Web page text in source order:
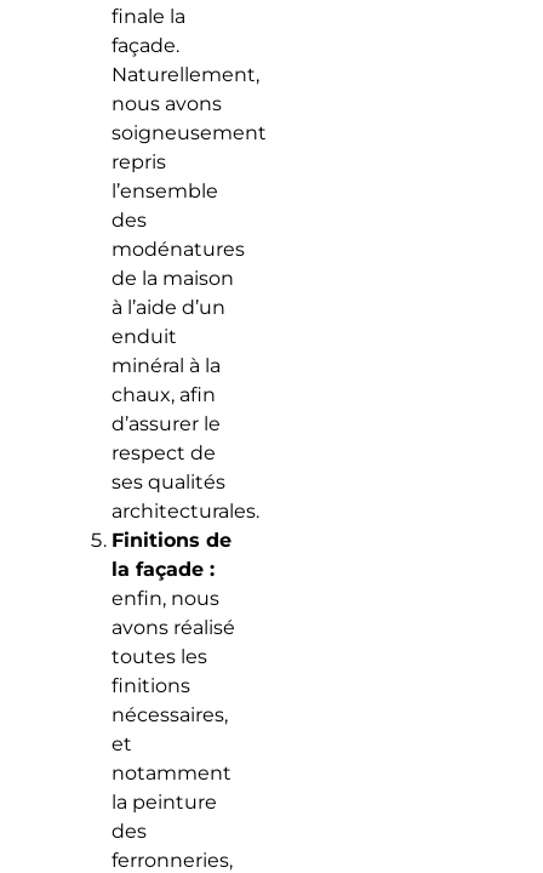
finale la
façade.
Naturellement,
nous avons
soigneusement
repris
l’ensemble
des
modénatures
de la maison
à l’aide d’un
enduit
minéral à la
chaux, afin
d’assurer le
respect de
ses qualités
architecturales.
Finitions de
la façade :
enfin, nous
avons réalisé
toutes les
finitions
nécessaires,
et
notamment
la peinture
des
ferronneries,